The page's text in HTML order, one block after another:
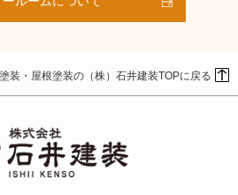
装・屋根塗装の（株）石井建装TOPに戻る